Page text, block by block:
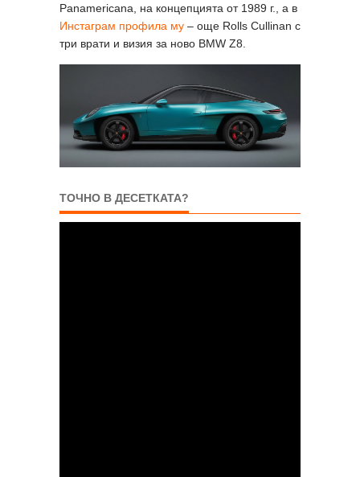
Panamericana, на концепцията от 1989 г., а в
Инстаграм профилa му – още Rolls Cullinan с
три врати и визия за ново BMW Z8.
ТОЧНО В ДЕСЕТКАТА?